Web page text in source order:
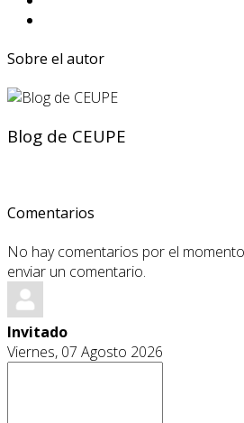
Sobre el autor
Blog de CEUPE
Comentarios
No hay comentarios por el
enviar un comentario.
Invitado
Viernes, 07 Agosto 2026